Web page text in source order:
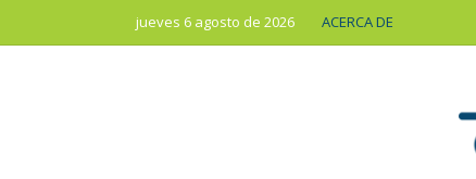
jueves 6 agosto de 2026 ACERCA DE